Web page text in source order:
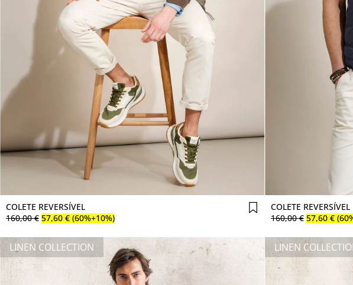
COLETE REVERSÍVEL
160,00 € 57,60 € (60%+10%)
COLETE REVERSÍVEL
160,00 € 57,60 €
LINEN COLLECTION LINEN